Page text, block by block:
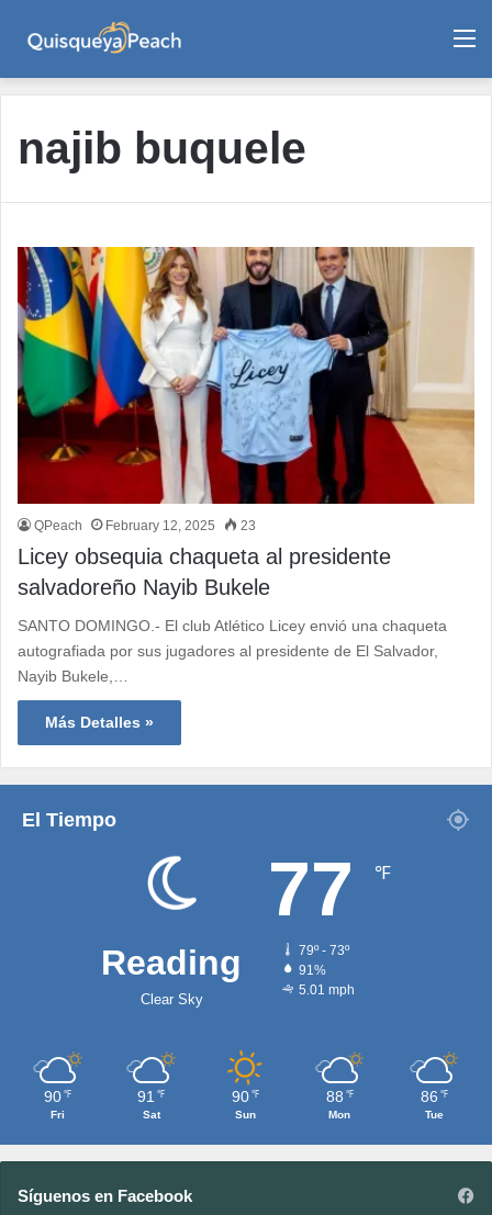
najib buquele
QPeach February 12, 2025 23
Licey obsequia chaqueta al presidente
salvadoreño Nayib Bukele
SANTO DOMINGO.- El club Atlético Licey envió una chaqueta
autografiada por sus jugadores al presidente de El Salvador,
Nayib Bukele,…
Más Detalles »
El Tiempo
Reading
Clear Sky
77 ℉
79º - 73º
91%
5.01 mph
90 ℉
Fri
91 ℉
Sat
90 ℉
Sun
88 ℉
Mon
86 ℉
Tue
Síguenos en Facebook